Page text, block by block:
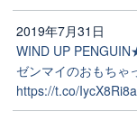
2019年7月31日
WIND UP
ゼンマイのおもち
https://t.co/